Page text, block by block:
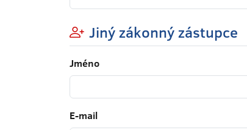
Jiný zákonný zástupce
Jméno
E-mail